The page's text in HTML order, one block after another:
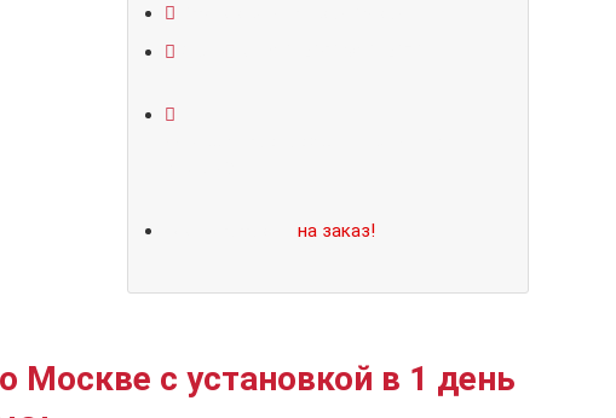
на заказ!
Москве с установкой в 1 день